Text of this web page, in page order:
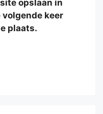
opslaan in
volgende keer
plaats.